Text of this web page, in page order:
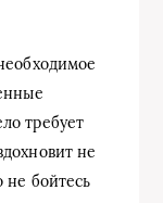
требует
не
не бойтесь